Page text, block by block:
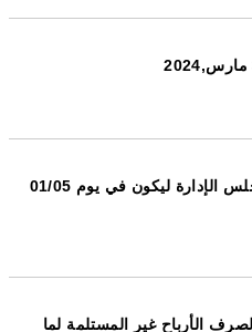
بالتمرير على موعد انعقاد اجتماع مجلس الإدارة ليكون في يوم 01/05
الأرباح غير المستلمة لما